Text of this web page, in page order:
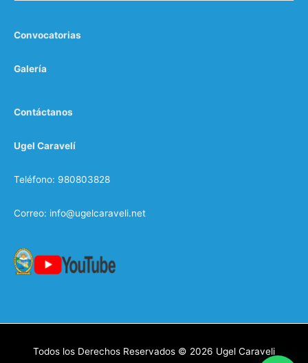
Convocatorias
Galería
Contáctanos
Ugel Caravelí
Teléfono: 980803828
Correo: info@ugelcaraveli.net
Todos los Derechos Reservados © 2026 Ugel Caraveli